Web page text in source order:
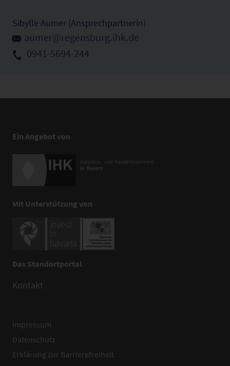
Sibylle Aumer (Ansprechpartnerin)
aumer@regensburg.ihk.de
0941-5694-244
Ein Angebot von
Mit Unterstützung von
Das Standortportal
Kontakt
Impressum
Datenschutz
Erklärung zur Barrierefreiheit